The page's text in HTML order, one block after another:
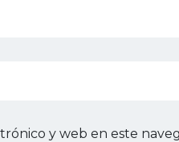
y web en este